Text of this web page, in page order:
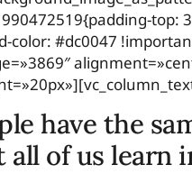
color: #dc0047
have the
all of us learn